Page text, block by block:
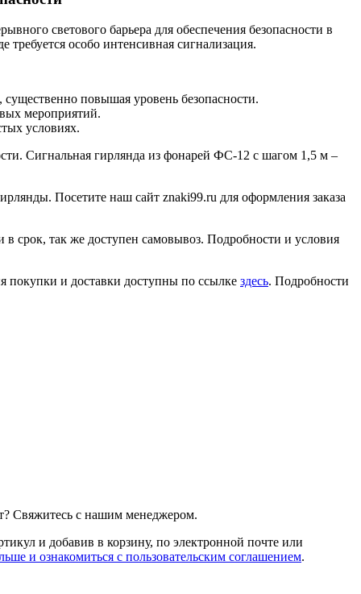
светового барьера для обеспечения безопасности в
особо интенсивная сигнализация.
повышая уровень безопасности.
мероприятий.
условиях.
Сигнальная гирлянда из фонарей ФС-12 с шагом 1,5 м –
Посетите наш сайт znaki99.ru для оформления заказа
в срок, так же доступен самовывоз. Подробности и условия
покупки и доставки доступны по ссылке здесь. Подробности
Свяжитесь с нашим менеджером.
и добавив в корзину, по электронной почте или
и ознакомиться с пользовательским соглашением.